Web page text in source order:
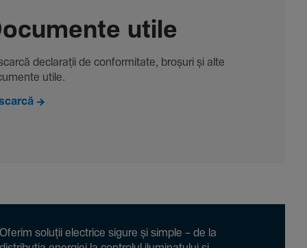
utile
decla­rații de conformitate, broșuri și alte
utile.
soluții electrice sigure și simple – de la